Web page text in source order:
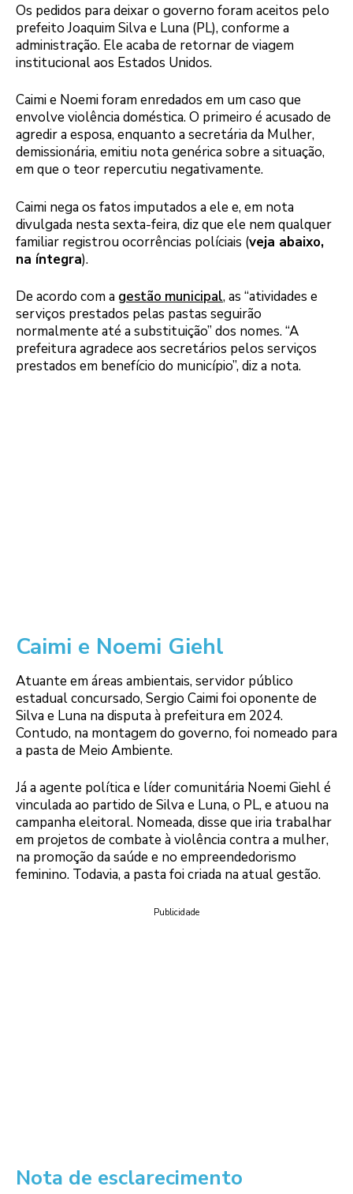
Os pedidos para deixar o governo foram aceitos pelo
prefeito Joaquim Silva e Luna (PL), conforme a
administração. Ele acaba de retornar de viagem
institucional aos Estados Unidos.
Caimi e Noemi foram enredados em um caso que
envolve violência doméstica. O primeiro é acusado de
agredir a esposa, enquanto a secretária da Mulher,
demissionária, emitiu nota genérica sobre a situação,
em que o teor repercutiu negativamente.
Caimi nega os fatos imputados a ele e, em nota
divulgada nesta sexta-feira, diz que ele nem qualquer
familiar registrou ocorrências políciais (veja abaixo,
na íntegra).
De acordo com a gestão municipal, as “atividades e
serviços prestados pelas pastas seguirão
normalmente até a substituição” dos nomes. “A
prefeitura agradece aos secretários pelos serviços
prestados em benefício do município”, diz a nota.
Caimi e Noemi Giehl
Atuante em áreas ambientais, servidor público
estadual concursado, Sergio Caimi foi oponente de
Silva e Luna na disputa à prefeitura em 2024.
Contudo, na montagem do governo, foi nomeado para
a pasta de Meio Ambiente.
Já a agente política e líder comunitária Noemi Giehl é
vinculada ao partido de Silva e Luna, o PL, e atuou na
campanha eleitoral. Nomeada, disse que iria trabalhar
em projetos de combate à violência contra a mulher,
na promoção da saúde e no empreendedorismo
feminino. Todavia, a pasta foi criada na atual gestão.
Publicidade
Nota de esclarecimento